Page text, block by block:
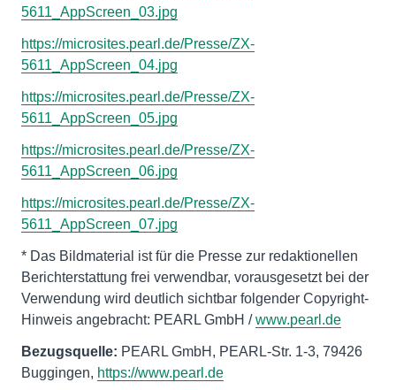
5611_AppScreen_03.jpg
https://microsites.pearl.de/Presse/ZX-
5611_AppScreen_04.jpg
https://microsites.pearl.de/Presse/ZX-
5611_AppScreen_05.jpg
https://microsites.pearl.de/Presse/ZX-
5611_AppScreen_06.jpg
https://microsites.pearl.de/Presse/ZX-
5611_AppScreen_07.jpg
* Das Bildmaterial ist für die Presse zur redaktionellen
Berichterstattung frei verwendbar, vorausgesetzt bei der
Verwendung wird deutlich sichtbar folgender Copyright-
Hinweis angebracht: PEARL GmbH /www.pearl.de
Bezugsquelle: PEARL GmbH, PEARL-Str. 1-3, 79426
Buggingen, https://www.pearl.de